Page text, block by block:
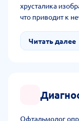
хрусталика
что приводит к
Читать далее
Офтальмолог